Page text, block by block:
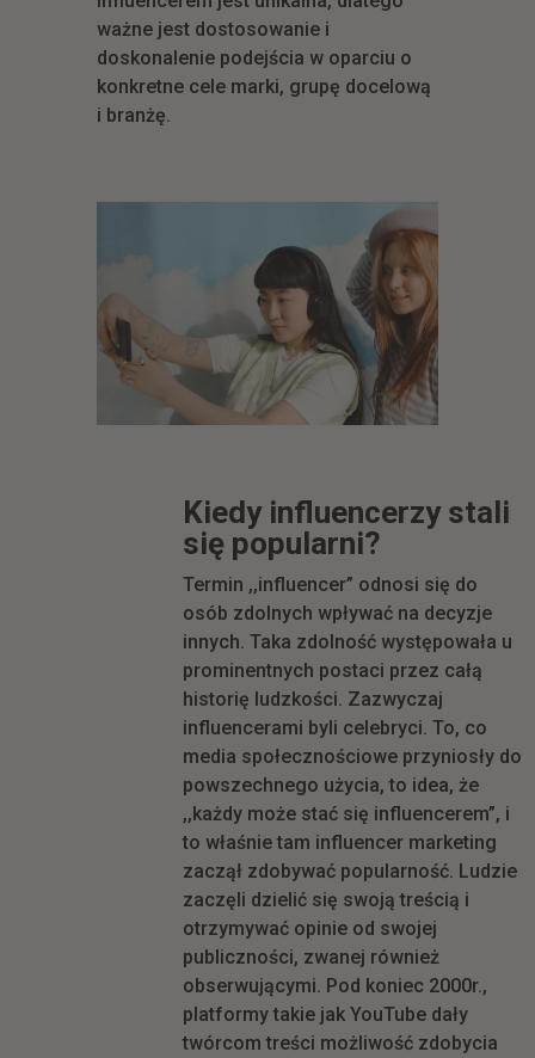
ważne jest dostosowanie i
doskonalenie podejścia w oparciu o
konkretne cele marki, grupę docelową
i branżę.
Kiedy influencerzy stali
się popularni?
Termin ,,influencer” odnosi się do
osób zdolnych wpływać na decyzje
innych. Taka zdolność występowała u
prominentnych postaci przez całą
historię ludzkości. Zazwyczaj
influencerami byli celebryci. To, co
media społecznościowe przyniosły do
powszechnego użycia, to idea, że
,,każdy może stać się influencerem”, i
to właśnie tam influencer marketing
zaczął zdobywać popularność. Ludzie
zaczęli dzielić się swoją treścią i
otrzymywać opinie od swojej
publiczności, zwanej również
obserwującymi. Pod koniec 2000r.,
platformy takie jak YouTube dały
twórcom treści możliwość zdobycia